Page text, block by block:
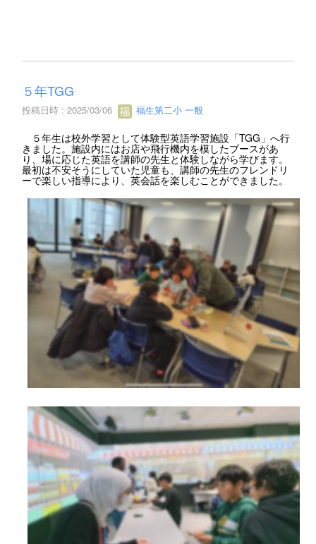
５年TGG
投稿日時 : 2025/03/06 福生第二小 一般
５年生は校外学習として体験型英語学習施設「TGG」へ行
きました。施設内にはお店や飛行機内を模したブースがあ
り、場に応じた英語を講師の先生と体験しながら学びます。
最初は不安そうにしていた児童も、講師の先生のフレンドリ
ーで楽しい指導により、英会話を楽しむことができました。